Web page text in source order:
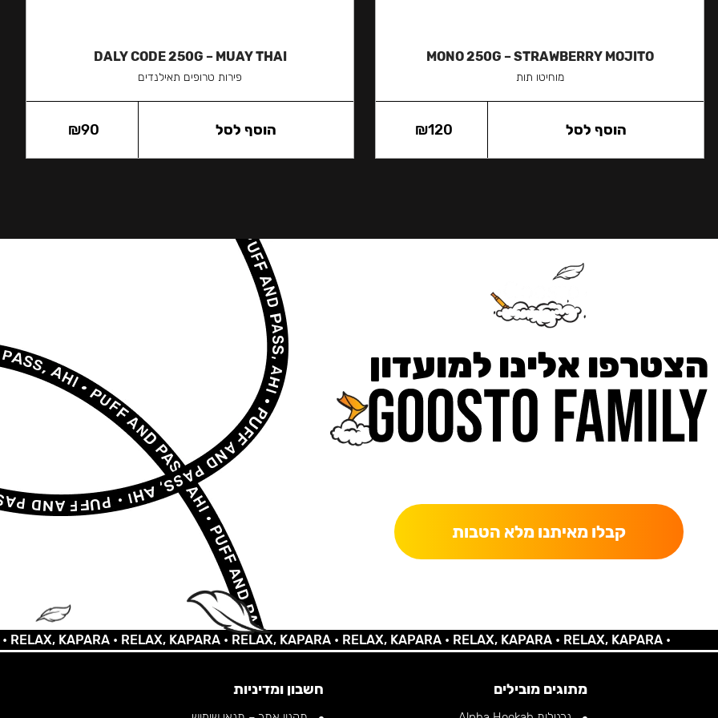
MONO 250G – STRAWBERRY MOJITO
מוחיטו תות
₪120 הוסף לסל
DALY CODE 250G – MUAY THAI
פירות טרופים תאילנדים
₪90 הוסף לסל
הצטרפו אלינו למועדון
קבלו מאיתנו מלא הטבות
KAPARA •RELAX, KAPARA •RELAX, KAPARA •RELAX, KAPARA •RELAX, KAPARA •RELAX, KAPARA •
מתוגים מובילים חשבון ומדיניות